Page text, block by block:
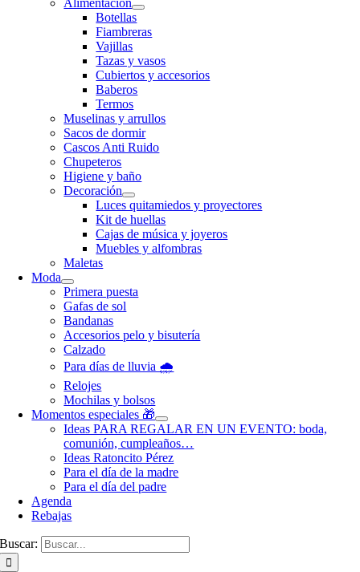
Alimentación
Botellas
Fiambreras
Vajillas
Tazas y vasos
Cubiertos y accesorios
Baberos
Termos
Muselinas y arrullos
Sacos de dormir
Cascos Anti Ruido
Chupeteros
Higiene y baño
Decoración
Luces quitamiedos y proyectores
Kit de huellas
Cajas de música y joyeros
Muebles y alfombras
Maletas
Moda
Primera puesta
Gafas de sol
Bandanas
Accesorios pelo y bisutería
Calzado
Para días de lluvia 🌧️
Relojes
Mochilas y bolsos
Momentos especiales 🎁
Ideas PARA REGALAR EN UN EVENTO: boda,
comunión, cumpleaños…
Ideas Ratoncito Pérez
Para el día de la madre
Para el día del padre
Agenda
Rebajas
Buscar: